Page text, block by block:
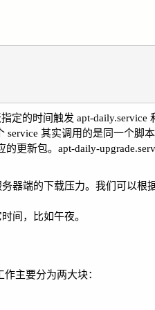
定的时间触发 apt-daily.service
其实调用的是同一个脚
更新包。apt-daily-
器端的下载压力。我们可以根
间，比如午夜。
主要分为两大块：